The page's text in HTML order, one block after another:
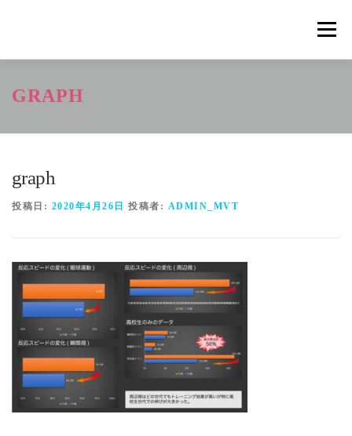
ン
キ
メニュ
概要 METHOD
新着情報 ショップ お問合せ
GRAPH
graph
投稿日: 2020年4月26日 投稿者: ADMIN_MVT